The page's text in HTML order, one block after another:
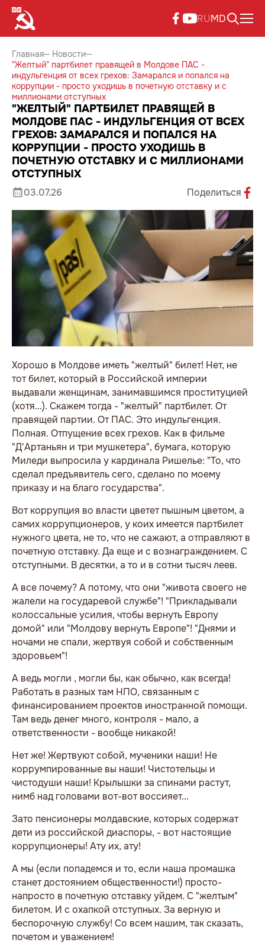
RUMD
Главная
Новости
"Желтый" партбилет правящей в Молдове ПАС -
индульгенция от всех грехов: Замарался и попался на
коррупции - просто уходишь в почетную отставку и с
миллионами отступных
"ЖЕЛТЫЙ" ПАРТБИЛЕТ ПРАВЯЩЕЙ В
МОЛДОВЕ ПАС - ИНДУЛЬГЕНЦИЯ ОТ ВСЕХ
ГРЕХОВ: ЗАМАРАЛСЯ И ПОПАЛСЯ НА
КОРРУПЦИИ - ПРОСТО УХОДИШЬ В
ПОЧЕТНУЮ ОТСТАВКУ И С МИЛЛИОНАМИ
ОТСТУПНЫХ
03.07.26 Поделиться
Хорошо в Молдове иметь "желтый" билет! Нет, не
тот билет, который в Российской империи
выдавали женщинам, занимавшимся проституцией
(хотя...). Скажем тогда - "желтый" партбилет. От
правящей партии. От ПАС. Это индульгенция.
Полная. Отпущение всех грехов. Как в фильме
"Д'Артаньян и три мушкетера", бумага, которую
Миледи выпросила у кардинала Ришелье: "То, что
сделал предъявитель сего, сделано по моему
приказу и на благо государства".
Вот коррупция во власти цветет пышным цветом, а
самих коррупционеров, у коих имеется партбилет
нужного цвета, не то, что не сажают, а отправляют в
почетную отставку. Да еще и с вознаграждением. С
отступными. В десятки, а то и в сотни тысяч леев.
А все почему? А потому, что они "живота своего не
жалели на государевой службе"! "Прикладывали
колоссальные усилия, чтобы вернуть Европу
домой" или "Молдову вернуть Европе"! "Днями и
ночами не спали, жертвуя собой и собственным
здоровьем"!
А ведь могли , могли бы, как обычно, как всегда!
Работать в разных там НПО, связанным с
финансированием проектов иностранной помощи.
Там ведь денег много, контроля - мало, а
ответственности - вообще никакой!
Нет же! Жертвуют собой, мученики наши! Не
коррумпированные вы наши! Чистотельцы и
чистодуши наши! Крылышки за спинами растут,
нимб над головами вот-вот воссияет...
Зато пенсионеры молдавские, которых содержат
дети из российской диаспоры, - вот настоящие
коррупционеры! Ату их, ату!
А мы (если попадемся и то, если наша промашка
станет достоянием общественности!) просто-
напросто в почетную отставку уйдем. С "желтым"
билетом. И с охапкой отступных. За верную и
беспорочную службу! Со всем нашим, так сказать,
почетом и уважением!